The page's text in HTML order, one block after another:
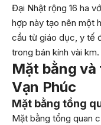
Đại Nhật rộng 16 ha
hợp này tạo nên một
cầu từ giáo dục, y tế
trong bán kính vài km.
Mặt bằng và
Vạn Phúc
Mặt bằng tổng
Mặt bằng tổng quan